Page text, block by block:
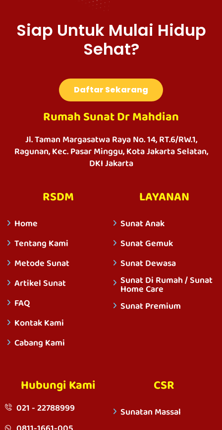
Siap Untuk Mulai Hidup
Sehat?
Daftar Sekarang
Rumah Sunat Dr Mahdian
Jl. Taman Margasatwa Raya No. 14, RT.6/RW.1,
Ragunan, Kec. Pasar Minggu, Kota Jakarta Selatan,
DKI Jakarta
RSDM
Home
Tentang Kami
Metode Sunat
Artikel Sunat
FAQ
Kontak Kami
Cabang Kami
LAYANAN
Sunat Anak
Sunat Gemuk
Sunat Dewasa
Sunat Di Rumah / Sunat
Home Care
Sunat Premium
Hubungi Kami
021 - 22788999
CSR
Sunatan Massal